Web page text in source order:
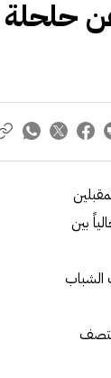
حلحلة
بين
الشباب